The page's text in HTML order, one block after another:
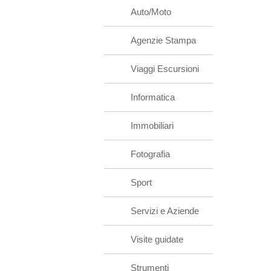
Auto/Moto
Agenzie Stampa
Viaggi Escursioni
Informatica
Immobiliari
Fotografia
Sport
Servizi e Aziende
Visite guidate
Strumenti